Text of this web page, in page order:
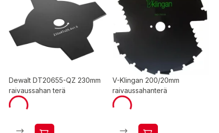
Dewalt DT20655-QZ 230mm
raivaussahan terä
V-Klingan 200/20mm
raivaussahanterä